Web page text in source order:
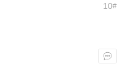
10#